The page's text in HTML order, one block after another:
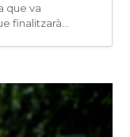
que va
finalitzarà...